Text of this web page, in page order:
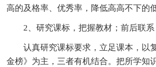
高的及格率、优秀率，降低高高不下的
2、研究课标，把握教材；前后联系
认真研究课标要求，立足课本，以
金榜》为主，三者有机结合。把所学知